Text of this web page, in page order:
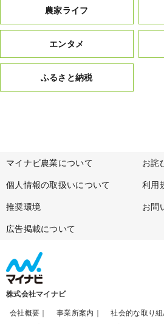
農家ライフ
エンタメ
ふるさと納税
マイナビ農業について お詫
個人情報の取扱いについて 利用
推奨環境 お問
広告掲載について
株式会社マイナビ
会社概要 事業所案内 社会的な取り組